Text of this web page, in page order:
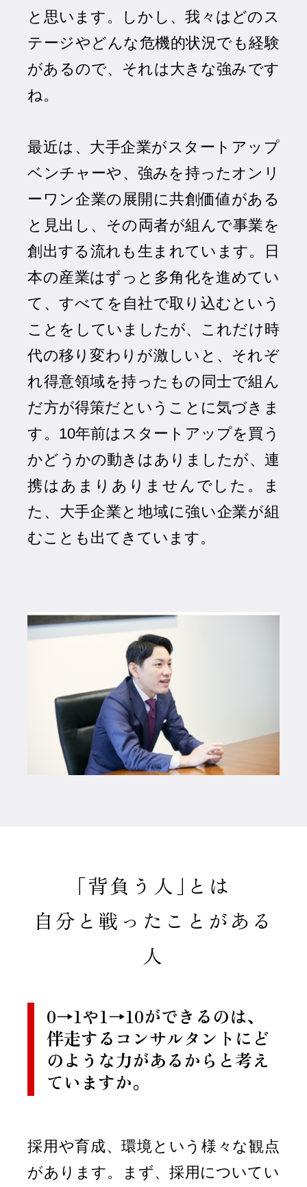
と思います。しかし、我々はどのス
テージやどんな危機的状況でも経験
があるので、それは大きな強みです
ね。
最近は、大手企業がスタートアップ
ベンチャーや、強みを持ったオンリ
ーワン企業の展開に共創価値がある
と見出し、その両者が組んで事業を
創出する流れも生まれています。日
本の産業はずっと多角化を進めてい
て、すべてを自社で取り込むという
ことをしていましたが、これだけ時
代の移り変わりが激しいと、それぞ
れ得意領域を持ったもの同士で組ん
だ方が得策だということに気づきま
す。10年前はスタートアップを買う
かどうかの動きはありましたが、連
携はあまりありませんでした。ま
た、大手企業と地域に強い企業が組
むことも出てきています。
｢背負う人｣とは
自分と戦ったことがある
人
0→1や1→10ができるのは、
伴走するコンサルタントにど
のような力があるからと考え
ていますか。
採用や育成、環境という様々な観点
があります。まず、採用についてい